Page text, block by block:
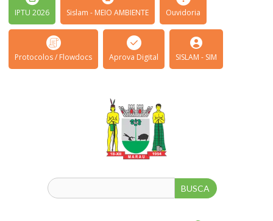
IPTU 2026 Sislam - MEIO AMBIENTE Ouvidoria
Protocolos / Flowdocs Aprova Digital SISLAM - SIM